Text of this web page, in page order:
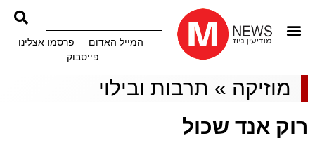
המייל האדום
פרסמו אצלינו
פייסבוק
מוזיקה » תרבות ובילוי
רוק אנד שכול